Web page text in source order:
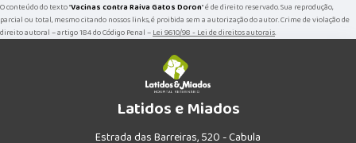
O conteúdo do texto "Vacinas contra Raiva Gatos Doron" é de direito reservado. Sua reprodução,
parcial ou total, mesmo citando nossos links, é proibida sem a autorização do autor. Crime de violação de
direito autoral – artigo 184 do Código Penal –Lei 9610/98 - Lei de direitos autorais.
Latidos e Miados
Estrada das Barreiras, 520 - Cabula